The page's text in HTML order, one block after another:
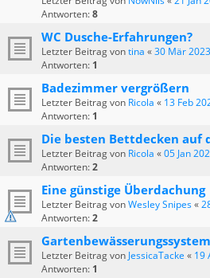
Antworten:8
WC Dusche-Erfahrungen?
Letzter Beitrag vontina «30 Mär
Antworten: 1
Badezimmer vergrößern
Letzter Beitrag von Ricola « 13 Feb
Antworten: 1
Die besten Bettdecken auf
Letzter Beitrag von Ricola «05 Jan
Antworten:2
Eine günstige Überdachung
Letzter Beitrag vonWesley Snipes«
Antworten:2
Gartenbewässerungssystem
Letzter Beitrag vonJessicaTacke « 19
Antworten: 1